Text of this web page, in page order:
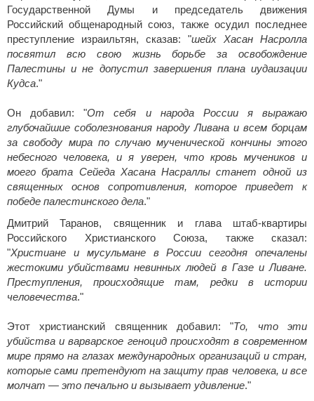
Государственной Думы и председатель движения
Российский общенародный союз, также осудил последнее
преступление израильтян, сказав: "шейх Хасан Насролла
посвятил всю свою жизнь борьбе за освобождение
Палестины и не допустил завершения плана иудаизации
Кудса."
Он добавил: "От себя и народа России я выражаю
глубочайшие соболезнования народу Ливана и всем борцам
за свободу мира по случаю мученической кончины этого
небесного человека, и я уверен, что кровь мучеников и
моего брата Сейеда Хасана Насраллы станет одной из
священных основ сопротивления, которое приведет к
победе палестинского дела."
Дмитрий Таранов, священник и глава штаб-квартиры
Российского Христианского Союза, также сказал:
"Христиане и мусульмане в России сегодня опечалены
жестокими убийствами невинных людей в Газе и Ливане.
Преступления, происходящие там, редки в истории
человечества."
Этот христианский священник добавил: "То, что эти
убийства и варварское геноцид происходят в современном
мире прямо на глазах международных организаций и стран,
которые сами претендуют на защиту прав человека, и все
молчат — это печально и вызывает удивление."